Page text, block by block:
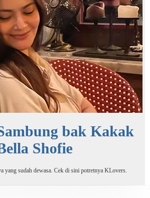
bak Kakak
Shofie
yang sudah dewasa. Cek di sini potretnya KLovers.